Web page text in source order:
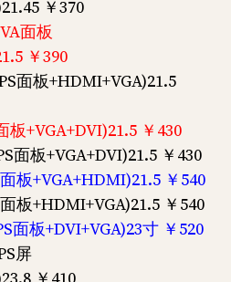
￥370
面板
￥390
面板+HDMI+VGA)21.5
板+VGA+DVI)21.5 ￥430
面板+VGA+DVI)21.5 ￥430
板+VGA+HDMI)21.5 ￥540
板+HDMI+VGA)21.5 ￥540
面板+DVI+VGA)23寸 ￥520
屏